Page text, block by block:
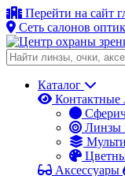
Перейти на сайт
Сеть салонов
Каталог
Контактные
Линзы
Аксессуары